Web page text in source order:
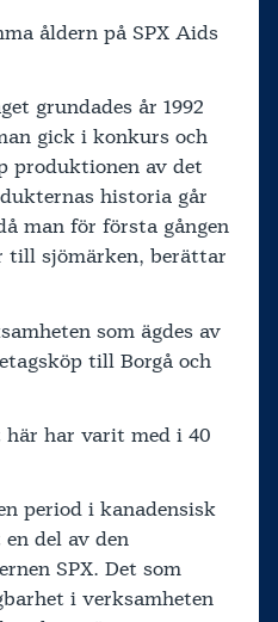
åldern på SPX Aids
grundades år 1992
gick i konkurs och
produktionen av det
historia går
man för första gången
sjömärken, berättar
som ägdes av
till Borgå och
här har varit med i 40
period i kanadensisk
del av den
SPX. Det som
i verksamheten